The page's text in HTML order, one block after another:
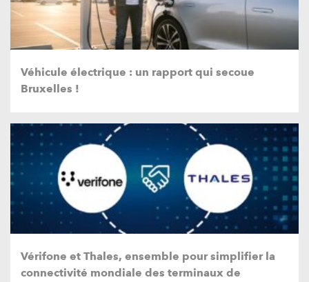
Véhicule électrique : un rapport qui secoue
Bruxelles !
Vérifone et Thales, ensemble pour simplifier la
connectivité mondiale des terminaux de